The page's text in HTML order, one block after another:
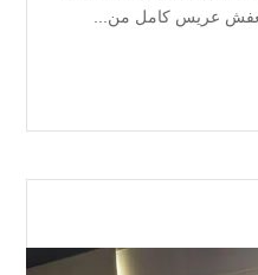
لعفش عريس كامل من...